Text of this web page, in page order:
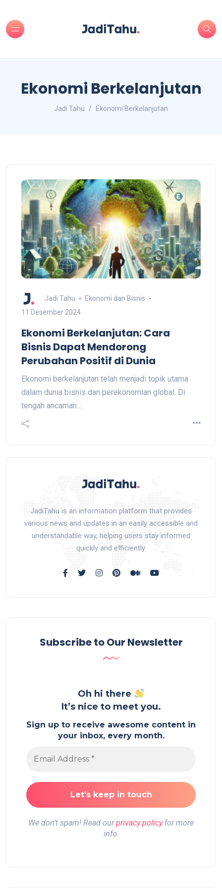
Ekonomi Berkelanjutan
Jadi Tahu Ekonomi Berkelanjutan
Jadi Tahu
Ekonomi dan Bisnis
11 Desember 2024
Ekonomi Berkelanjutan: Cara
Bisnis Dapat Mendorong
Perubahan Positif di Dunia
Ekonomi berkelanjutan telah menjadi topik utama
dalam dunia bisnis dan perekonomian global. Di
tengah ancaman…
JadiTahu is an information platform that provides
various news and updates in an easily accessible and
understandable way, helping users stay informed
quickly and efficiently.
Subscribe to Our Newsletter
Oh hi there
It’s nice to meet you.
Sign up to receive awesome content in
your inbox, every month.
We don’t spam! Read ourprivacy policyfor more
info.